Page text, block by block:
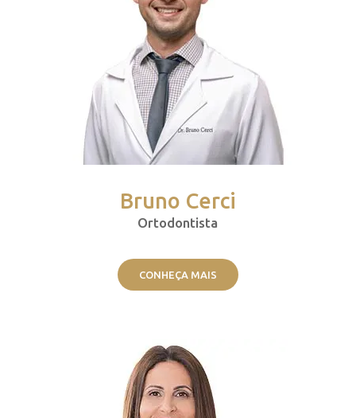
Bruno Cerci
Ortodontista
CONHEÇA MAIS